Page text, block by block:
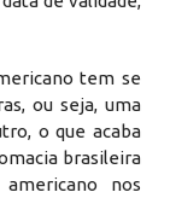
tem se
ou seja, uma
o que acaba
brasileira
nos